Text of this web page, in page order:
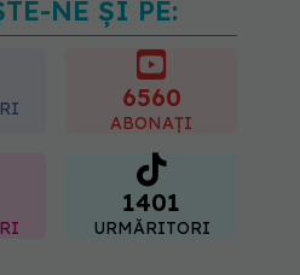
Secretul ciocolatei
perfecte a fost descoperit.
Nu se află în rețetă
09.08.2026, 10:00
NE ȘI PE:
6560
ABONAȚI
1401
URMĂRITORI